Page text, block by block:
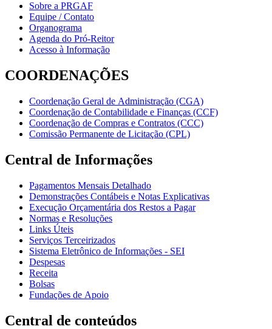
Sobre a PRGAF
Equipe / Contato
Organograma
Agenda do Pró-Reitor
Acesso à Informação
COORDENAÇÕES
Coordenação Geral de Administração (CGA)
Coordenação de Contabilidade e Finanças (CCF)
Coordenação de Compras e Contratos (CCC)
Comissão Permanente de Licitação (CPL)
Central de Informações
Pagamentos Mensais Detalhado
Demonstrações Contábeis e Notas Explicativas
Execução Orçamentária dos Restos a Pagar
Normas e Resoluções
Links Úteis
Serviços Terceirizados
Sistema Eletrônico de Informações - SEI
Despesas
Receita
Bolsas
Fundações de Apoio
Central de conteúdos